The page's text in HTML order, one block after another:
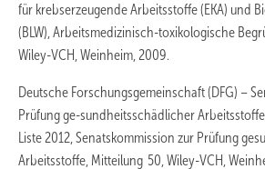
für krebserzeugende Arbeitsstoffe (EKA) und
(BLW), Arbeitsmedizinisch-toxikologische
Wiley-VCH, Weinheim, 2009.
Deutsche Forschungsgemeinschaft (DFG) –
Prüfung ge-sundheitsschädlicher
Liste 2012, Senatskommission zur Prüfung
Arbeitsstoffe, Mitteilung 50, Wiley-VCH,